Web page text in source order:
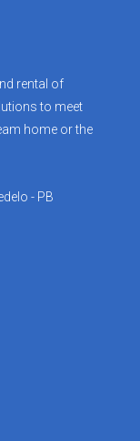
rental of
to meet
home or the
- PB